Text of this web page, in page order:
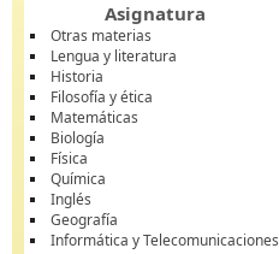
Asignatura
Otras materias
Lengua y literatura
Historia
Filosofía y ética
Matemáticas
Biología
Física
Química
Inglés
Geografía
Informática y Telecomunicaciones